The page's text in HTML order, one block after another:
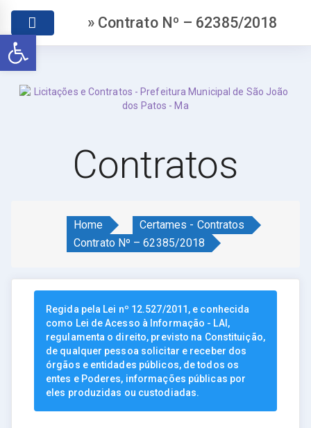
Abrir a barra de ferramentas
» Contrato Nº – 62385/2018
Contratos
Home
Certames - Contratos
Contrato Nº – 62385/2018
Regida pela Lei nº 12.527/2011, e conhecida
como Lei de Acesso à Informação - LAI,
regulamenta o direito, previsto na Constituição,
de qualquer pessoa solicitar e receber dos
órgãos e entidades públicos, de todos os
entes e Poderes, informações públicas por
eles produzidas ou custodiadas.